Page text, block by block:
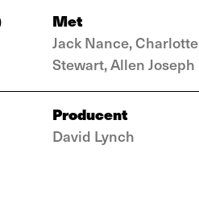
Met
Jack Nance, Charlotte
Stewart, Allen Joseph
Producent
David Lynch